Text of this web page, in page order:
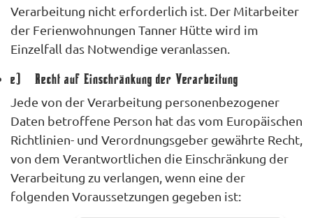
Verarbeitung nicht erforderlich ist. Der Mitarbeiter
der Ferienwohnungen Tanner Hütte wird im
Einzelfall das Notwendige veranlassen.
e) Recht auf Einschränkung der Verarbeitung
Jede von der Verarbeitung personenbezogener
Daten betroffene Person hat das vom Europäischen
Richtlinien- und Verordnungsgeber gewährte Recht,
von dem Verantwortlichen die Einschränkung der
Verarbeitung zu verlangen, wenn eine der
folgenden Voraussetzungen gegeben ist: